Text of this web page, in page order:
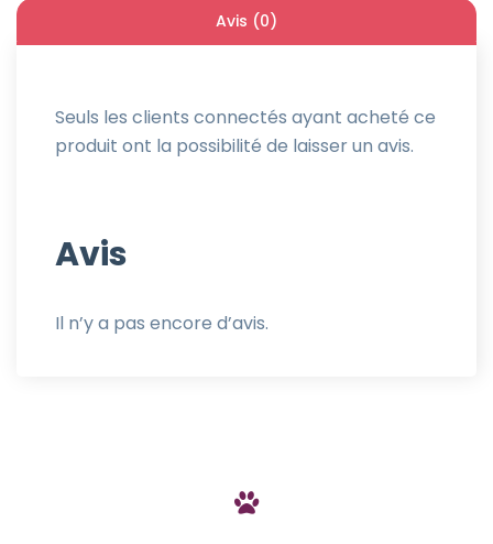
Avis (0)
Avis
Il n’y a pas encore d’avis.
Seuls les clients connectés ayant acheté ce
produit ont la possibilité de laisser un avis.